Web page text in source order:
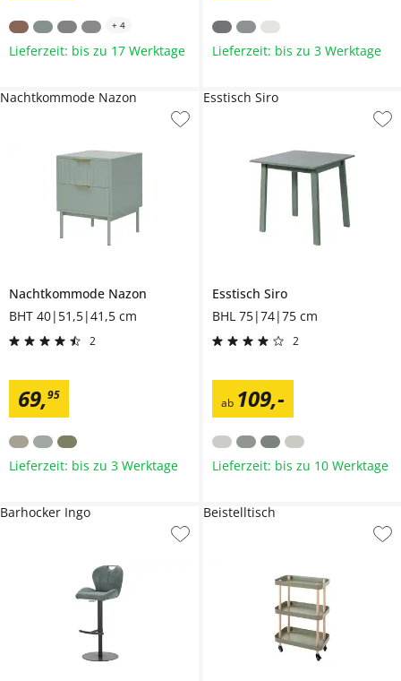
+ 4
Lieferzeit: bis zu 17 Werktage Lieferzeit: bis zu 3 Werktage
Nachtkommode Nazon
BHT 40|51,5|41,5 cm
2
69,95
Nachtkommode Nazon
Lieferzeit: bis zu 3 Werktage
Esstisch Siro
BHL 75|74|75 cm
2
ab 109,-
Esstisch Siro
Lieferzeit: bis zu 10 Werktage
Barhocker Ingo Beistelltisch